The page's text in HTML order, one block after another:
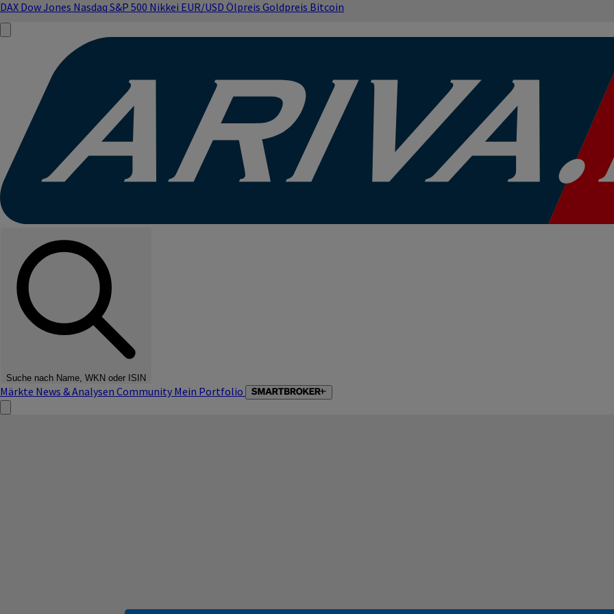
DAX Dow Jones Nasdaq S&P 500 Nikkei EUR/USD Ölpreis Goldpreis Bitcoin
Suche nach Name, WKN oder ISIN
Märkte News & Analysen Community Mein Portfolio